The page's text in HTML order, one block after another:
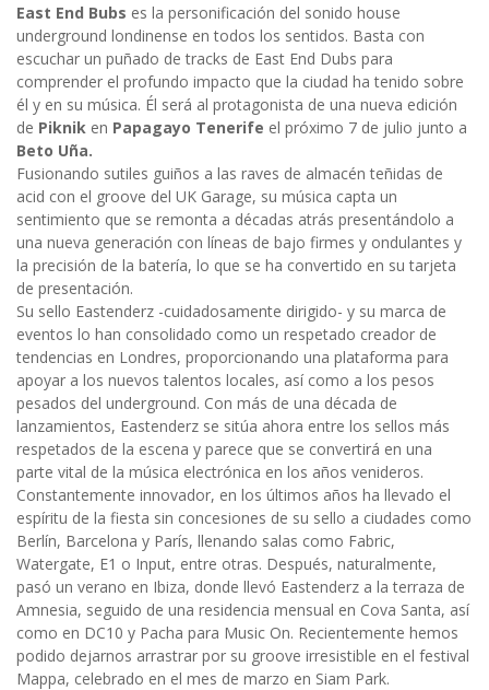
East End Bubs es la personificación del sonido house
underground londinense en todos los sentidos. Basta con
escuchar un puñado de tracks de East End Dubs para
comprender el profundo impacto que la ciudad ha tenido sobre
él y en su música. Él será al protagonista de una nueva edición
de Piknik en Papagayo Tenerife el próximo 7 de julio junto a
Beto Uña.
Fusionando sutiles guiños a las raves de almacén teñidas de
acid con el groove del UK Garage, su música capta un
sentimiento que se remonta a décadas atrás presentándolo a
una nueva generación con líneas de bajo firmes y ondulantes y
la precisión de la batería, lo que se ha convertido en su tarjeta
de presentación.
Su sello Eastenderz -cuidadosamente dirigido- y su marca de
eventos lo han consolidado como un respetado creador de
tendencias en Londres, proporcionando una plataforma para
apoyar a los nuevos talentos locales, así como a los pesos
pesados del underground. Con más de una década de
lanzamientos, Eastenderz se sitúa ahora entre los sellos más
respetados de la escena y parece que se convertirá en una
parte vital de la música electrónica en los años venideros.
Constantemente innovador, en los últimos años ha llevado el
espíritu de la fiesta sin concesiones de su sello a ciudades como
Berlín, Barcelona y París, llenando salas como Fabric,
Watergate, E1 o Input, entre otras. Después, naturalmente,
pasó un verano en Ibiza, donde llevó Eastenderz a la terraza de
Amnesia, seguido de una residencia mensual en Cova Santa, así
como en DC10 y Pacha para Music On. Recientemente hemos
podido dejarnos arrastrar por su groove irresistible en el festival
Mappa, celebrado en el mes de marzo en Siam Park.